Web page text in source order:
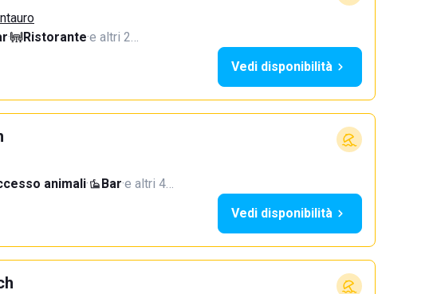
· Ristorante·e altri 2…
Vedi disponibilità
animali· Bar·e altri 4…
Vedi disponibilità